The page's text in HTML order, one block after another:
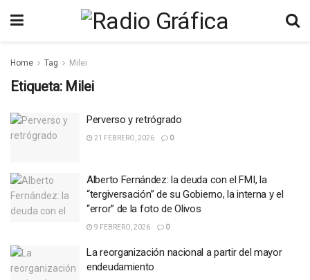
Home Tag Milei
Etiqueta: Milei
Perverso y retrógrado
21 FEBRERO, 2026 0
Alberto Fernández: la deuda con el FMI, la
“tergiversación” de su Gobierno, la interna y el
“error” de la foto de Olivos
9 FEBRERO, 2026 0
La reorganización nacional a partir del mayor
endeudamiento